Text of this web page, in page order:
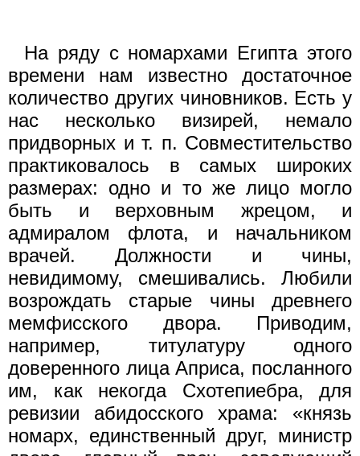
На ряду с номархами Египта этого
времени нам известно достаточное
количество других чиновников. Есть у
нас несколько визирей, немало
придворных и т. п. Совместительство
практиковалось в самых широких
размерах: одно и то же лицо могло
быть и верховным жрецом, и
адмиралом флота, и начальником
врачей. Должности и чины,
невидимому, смешивались. Любили
возрождать старые чины древнего
мемфисского двора. Приводим,
например, титулатуру одного
доверенного лица Априса, посланного
им, как некогда Схотепиебра, для
ревизии абидосского храма: «князь
номарх, единственный друг, министр